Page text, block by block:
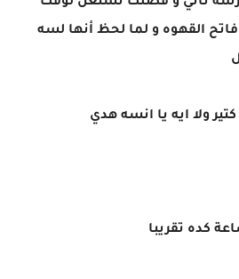
القهوه و لما لحظ أنها لسه
ولا ايه يا انسه هدي
كده تقريبا